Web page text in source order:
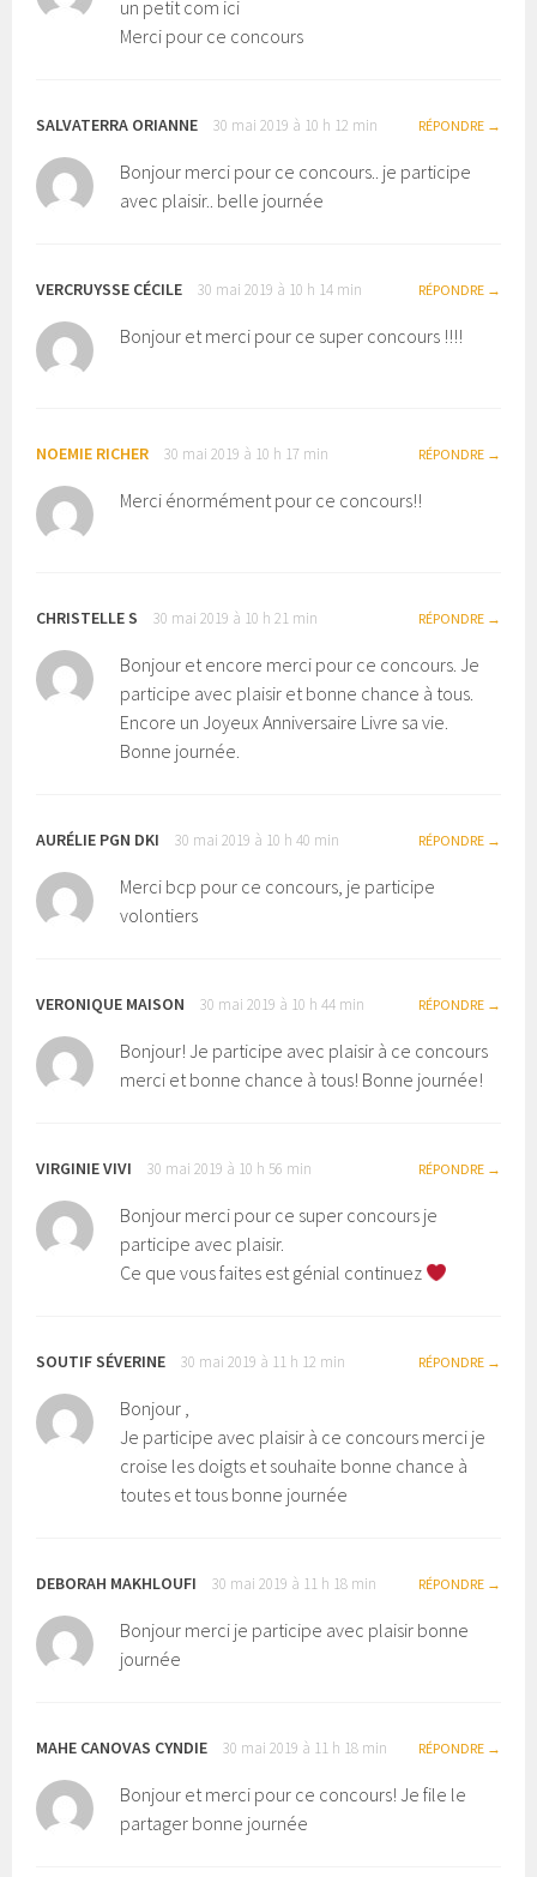
un petit com ici
Merci pour ce concours
SALVATERRA ORIANNE 30 mai 2019 à 10 h 12 min RÉPONDRE
Bonjour merci pour ce concours.. je participe
avec plaisir.. belle journée
VERCRUYSSE CÉCILE 30 mai 2019 à 10 h 14 min RÉPONDRE
Bonjour et merci pour ce super concours !!!!
NOEMIE RICHER 30 mai 2019 à 10 h 17 min RÉPONDRE
Merci énormément pour ce concours!!
CHRISTELLE S 30 mai 2019 à 10 h 21 min RÉPONDRE
Bonjour et encore merci pour ce concours. Je
participe avec plaisir et bonne chance à tous.
Encore un Joyeux Anniversaire Livre sa vie.
Bonne journée.
AURÉLIE PGN DKI 30 mai 2019 à 10 h 40 min RÉPONDRE
Merci bcp pour ce concours, je participe
volontiers
VERONIQUE MAISON 30 mai 2019 à 10 h 44 min RÉPONDRE
Bonjour! Je participe avec plaisir à ce concours
merci et bonne chance à tous! Bonne journée!
VIRGINIE VIVI 30 mai 2019 à 10 h 56 min RÉPONDRE
Bonjour merci pour ce super concours je
participe avec plaisir.
Ce que vous faites est génial continuez
SOUTIF SÉVERINE 30 mai 2019 à 11 h 12 min RÉPONDRE
Bonjour ,
Je participe avec plaisir à ce concours merci je
croise les doigts et souhaite bonne chance à
toutes et tous bonne journée
DEBORAH MAKHLOUFI 30 mai 2019 à 11 h 18 min RÉPONDRE
Bonjour merci je participe avec plaisir bonne
journée
MAHE CANOVAS CYNDIE 30 mai 2019 à 11 h 18 min RÉPONDRE
Bonjour et merci pour ce concours! Je file le
partager bonne journée